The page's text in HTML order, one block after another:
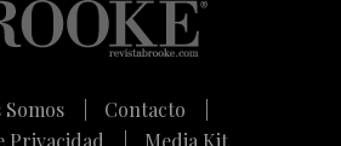
Somos |
Contacto |